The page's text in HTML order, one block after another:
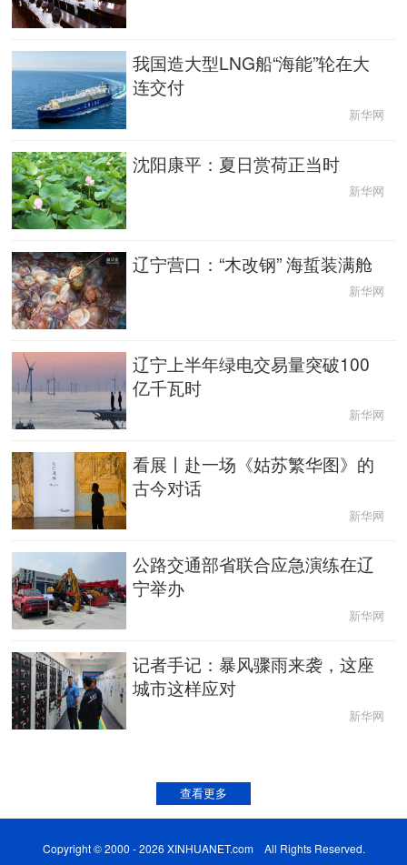
我国造大型LNG船“海能”轮在大
连交付
新华网
沈阳康平：夏日赏荷正当时
新华网
辽宁营口：“木改钢” 海蜇装满舱
新华网
辽宁上半年绿电交易量突破100
亿千瓦时
新华网
看展丨赴一场《姑苏繁华图》的
古今对话
新华网
公路交通部省联合应急演练在辽
宁举办
新华网
记者手记：暴风骤雨来袭，这座
城市这样应对
新华网
查看更多
Copyright © 2000 - 2026 XINHUANET.com All Rights Reserved.